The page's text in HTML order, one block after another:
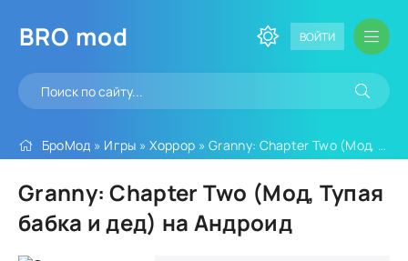
BRO mod ВОЙТИ
БроМод » Игры »Хоррор » Granny: Chapter Two (Мод, Тупая бабка и дед)
Granny: Chapter Two (Мод, Тупая
бабка и дед) на Андроид